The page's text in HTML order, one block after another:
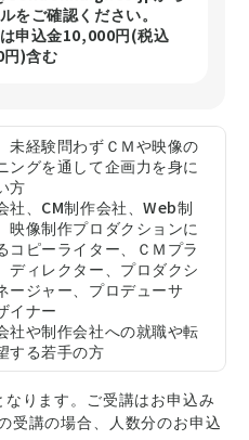
をご確認ください。
申込金10,000円(税込
)含む
未経験問わずＣＭや映像の
ングを通して企画力を身に
方
社、CM制作会社、Web制
映像制作プロダクションに
コピーライター、ＣＭプラ
ディレクター、プロダクシ
ージャー、プロデューサ
イナー
社や制作会社への就職や転
する若手の方
ります。ご受講はお申込み
受講の場合、人数分のお申込